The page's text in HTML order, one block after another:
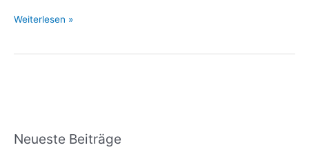
Weiterlesen »
Neueste Beiträge